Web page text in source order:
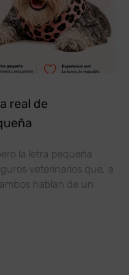
real de
la letra pequeña
veterinarios que, a
hablan de un